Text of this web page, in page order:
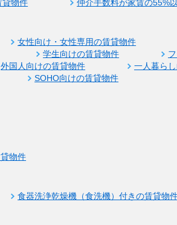
貸物件
仲介手数料が家賃の55%
女性向け・女性専用の賃貸物件
学生向けの賃貸物件
外国人向けの賃貸物件
一人暮ら
SOHO向けの賃貸物件
物件
食器洗浄乾燥機（食洗機）付きの賃貸物